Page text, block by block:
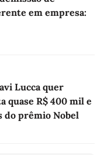
em empresa:
Lucca quer
quase R$ 400 mil e
do prêmio Nobel